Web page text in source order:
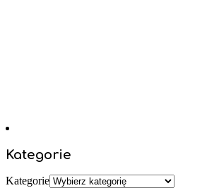
Kategorie
Kategorie